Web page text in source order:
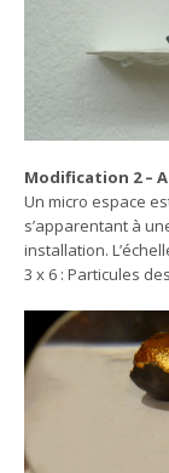
Modification 2 –
Un micro espace
s’apparentant à
installation.
3 x 6 : Particules